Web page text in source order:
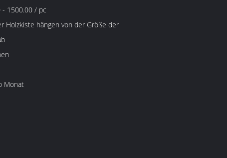
- 1500.00 / pc
Holzkiste hängen von der Größe der
Monat